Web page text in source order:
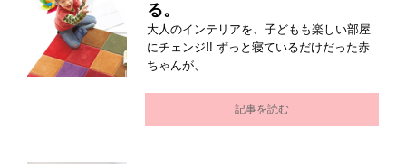
る。
大人のインテリアを、子どもも楽しい部屋
にチェンジ!! ずっと寝ているだけだった赤
ちゃんが、
記事を読む